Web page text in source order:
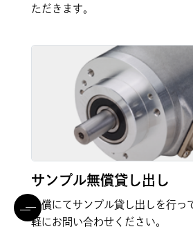
ただきます。
サンプル無償貸し出し
無償にてサンプル貸し出しを行っ
軽にお問い合わせください。